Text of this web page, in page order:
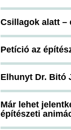
Csillagok alatt –
Petíció az
Elhunyt Dr. Bitó
Már lehet
építészeti